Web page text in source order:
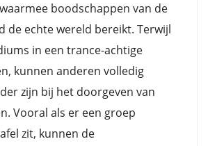
boodschappen van de
de echte wereld bereikt. Terwijl
in een trance-achtige
kunnen anderen volledig
zijn bij het doorgeven van
Vooral als er een groep
zit, kunnen de